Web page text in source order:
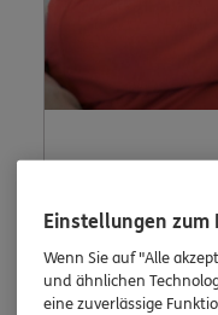
Einstellungen zum
Wenn Sie auf "Alle
und ähnlichen
eine zuverlässige